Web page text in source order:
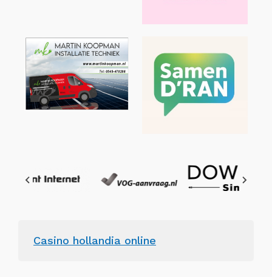
Casino hollandia online